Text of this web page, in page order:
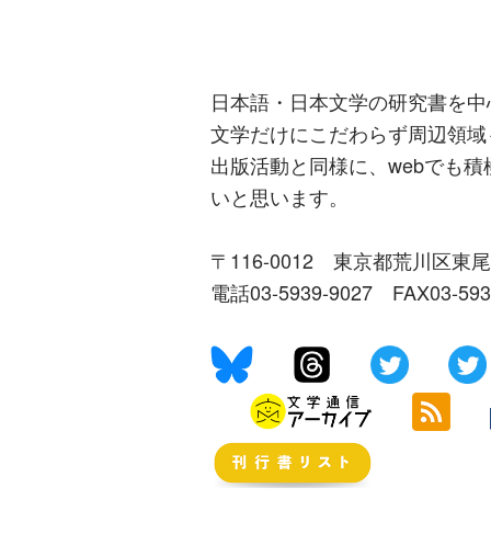
日本語・日本文学の研究書を
文学だけにこだわらず周辺領
出版活動と同様に、webでも
いと思います。
〒116-0012 東京都荒川区東
電話03-5939-9027 FAX03-